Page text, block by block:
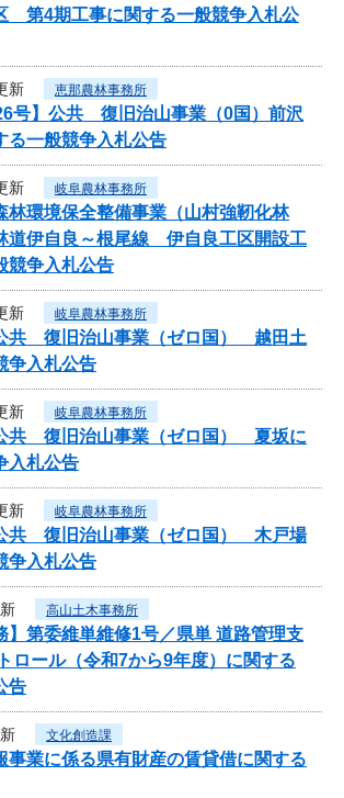
第4期工事に関する一般競争入札公
新 恵那農林事務所
号】公共 復旧治山事業（0国）前沢
る一般競争入札公告
新 岐阜農林事務所
林環境保全整備事業（山村強靭化林
道伊自良～根尾線 伊自良工区開設工
競争入札公告
新 岐阜農林事務所
共 復旧治山事業（ゼロ国） 越田土
争入札公告
新 岐阜農林事務所
共 復旧治山事業（ゼロ国） 夏坂に
入札公告
新 岐阜農林事務所
共 復旧治山事業（ゼロ国） 木戸場
争入札公告
高山土木事務所
】第委維単維修1号／県単 道路管理支
ロール（令和7から9年度）に関する
告
文化創造課
事業に係る県有財産の賃貸借に関する